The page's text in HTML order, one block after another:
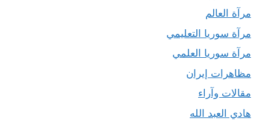
مرآة العالم
مرآة سوريا التعليمي
مرآة سوريا العلمي
مظاهرات إيران
مقالات وآراء
هادي العبد الله